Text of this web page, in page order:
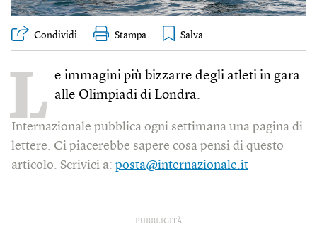
Condividi Stampa
L e immagini più bizzarre degli atleti in gara
alle Olimpiadi di Londra.
Internazionale pubblica ogni settimana una pagina di
lettere. Ci piacerebbe sapere cosa pensi di questo
articolo. Scrivici a: posta@internazionale.it
PUBBLICITÀ